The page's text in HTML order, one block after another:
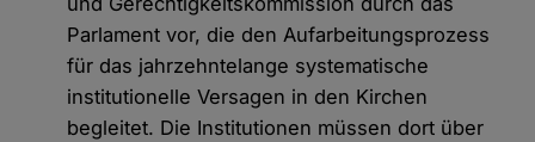
Parlament vor, die den Aufarbeitungsprozess
für das jahrzehntelange systematische
institutionelle Versagen in den Kirchen
begleitet. Die Institutionen müssen dort über